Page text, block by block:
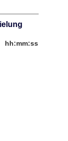
hh:mm:ss